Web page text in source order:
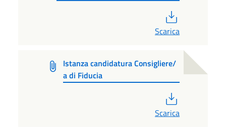
Scarica
Istanza candidatura Consigliere/
a di Fiducia
Scarica